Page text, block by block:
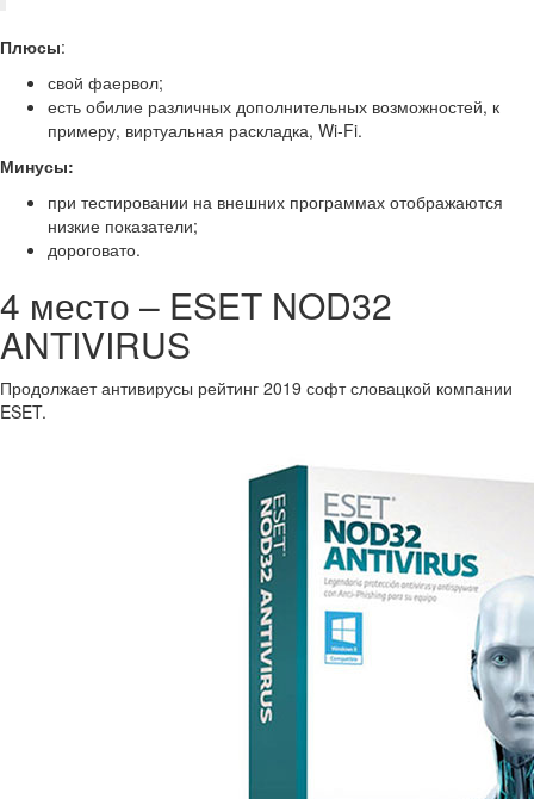
Плюсы:
свой фаервол;
есть обилие различных дополнительных возможностей, к
примеру, виртуальная раскладка, Wi-Fi.
Минусы:
при тестировании на внешних программах отображаются
низкие показатели;
дороговато.
4 место – ESET NOD32
ANTIVIRUS
Продолжает антивирусы рейтинг 2019 софт словацкой компании
ESET.